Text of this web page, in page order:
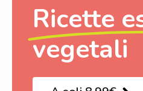
Ricette
vegetali